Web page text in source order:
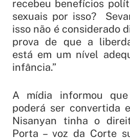
recebeu benefícios
sexuais por isso?
isso não é considerado
prova de que a
está em um nível
infância.”
A mídia informou
poderá ser convertida
Nisanyan tinha o
Porta – voz da Corte